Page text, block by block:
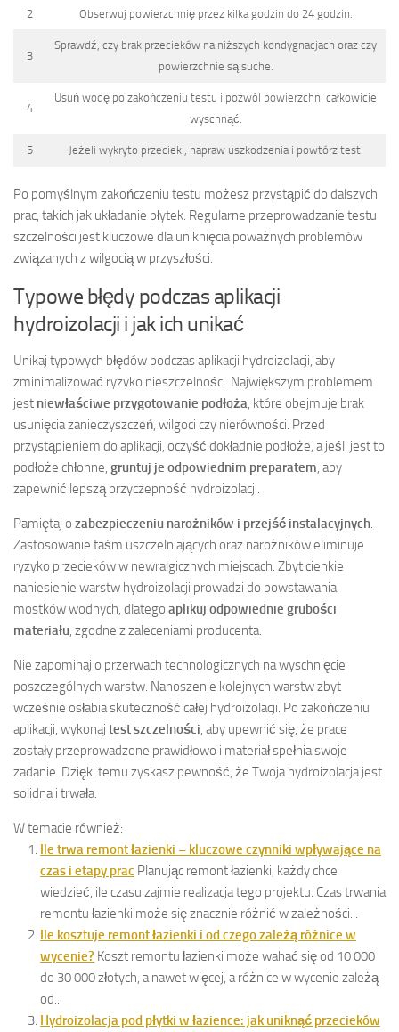
2 Obserwuj powierzchnię przez kilka godzin do 24 godzin.
3
Sprawdź, czy brak przecieków na niższych kondygnacjach oraz czy
powierzchnie są suche.
4
Usuń wodę po zakończeniu testu i pozwól powierzchni całkowicie
wyschnąć.
5 Jeżeli wykryto przecieki, napraw uszkodzenia i powtórz test.
Po pomyślnym zakończeniu testu możesz przystąpić do dalszych
prac, takich jak układanie płytek. Regularne przeprowadzanie testu
szczelności jest kluczowe dla uniknięcia poważnych problemów
związanych z wilgocią w przyszłości.
Typowe błędy podczas aplikacji
hydroizolacji i jak ich unikać
Unikaj typowych błędów podczas aplikacji hydroizolacji, aby
zminimalizować ryzyko nieszczelności. Największym problemem
jest niewłaściwe przygotowanie podłoża, które obejmuje brak
usunięcia zanieczyszczeń, wilgoci czy nierówności. Przed
przystąpieniem do aplikacji, oczyść dokładnie podłoże, a jeśli jest to
podłoże chłonne, gruntuj je odpowiednim preparatem, aby
zapewnić lepszą przyczepność hydroizolacji.
Pamiętaj o zabezpieczeniu narożników i przejść instalacyjnych.
Zastosowanie taśm uszczelniających oraz narożników eliminuje
ryzyko przecieków w newralgicznych miejscach. Zbyt cienkie
naniesienie warstw hydroizolacji prowadzi do powstawania
mostków wodnych, dlatego aplikuj odpowiednie grubości
materiału, zgodne z zaleceniami producenta.
Nie zapominaj o przerwach technologicznych na wyschnięcie
poszczególnych warstw. Nanoszenie kolejnych warstw zbyt
wcześnie osłabia skuteczność całej hydroizolacji. Po zakończeniu
aplikacji, wykonaj test szczelności, aby upewnić się, że prace
zostały przeprowadzone prawidłowo i materiał spełnia swoje
zadanie. Dzięki temu zyskasz pewność, że Twoja hydroizolacja jest
solidna i trwała.
W temacie również:
Ile trwa remont łazienki – kluczowe czynniki wpływające na
czas i etapy prac Planując remont łazienki, każdy chce
wiedzieć, ile czasu zajmie realizacja tego projektu. Czas trwania
remontu łazienki może się znacznie różnić w zależności...
Ile kosztuje remont łazienki i od czego zależą różnice w
wycenie? Koszt remontu łazienki może wahać się od 10 000
do 30 000 złotych, a nawet więcej, a różnice w wycenie zależą
od...
Hydroizolacja pod płytki w łazience: jak uniknąć przecieków